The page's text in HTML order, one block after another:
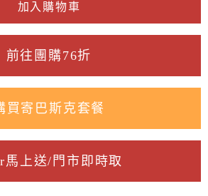
加入購物車
前往團購76折
買寄巴斯克套餐
馬上送/門市即時取